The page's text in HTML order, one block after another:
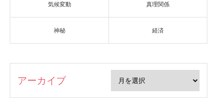
気候変動 真理関係
神秘 経済
アーカイブ